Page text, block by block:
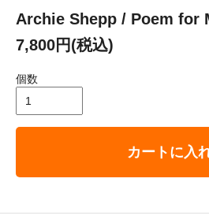
Archie Shepp / Poem for
7,800円(税込)
個数
カートに入